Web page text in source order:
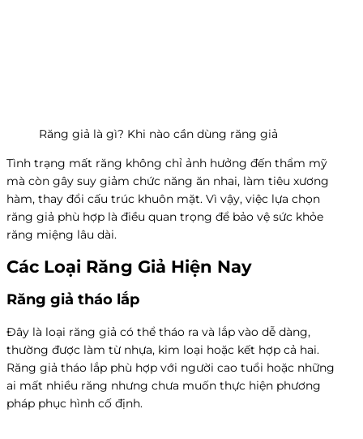
Răng giả là gì? Khi nào cần dùng răng giả
Tình trạng mất răng không chỉ ảnh hưởng đến thẩm mỹ
mà còn gây suy giảm chức năng ăn nhai, làm tiêu xương
hàm, thay đổi cấu trúc khuôn mặt. Vì vậy, việc lựa chọn
răng giả phù hợp là điều quan trọng để bảo vệ sức khỏe
răng miệng lâu dài.
Các Loại Răng Giả Hiện Nay
Răng giả tháo lắp
Đây là loại răng giả có thể tháo ra và lắp vào dễ dàng,
thường được làm từ nhựa, kim loại hoặc kết hợp cả hai.
Răng giả tháo lắp phù hợp với người cao tuổi hoặc những
ai mất nhiều răng nhưng chưa muốn thực hiện phương
pháp phục hình cố định.